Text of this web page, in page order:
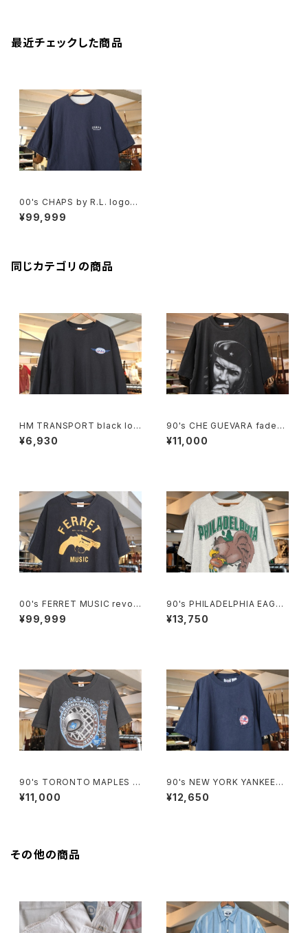
最近チェックした商品
00's CHAPS by R.L. logo-p
rint reversible Tee
¥99,999
同じカテゴリの商品
HM TRANSPORT black lon
g-sleeve Tee "embroider
ed logo"
¥6,930
90's CHE GUEVARA fade-b
lack cotton photo print Te
e
¥11,000
00's FERRET MUSIC revolv
er-logo printed Tee
¥99,999
90's PHILADELPHIA EAGLE
S breakthrough cotton Tee
"Made in U.S.A."
¥13,750
90's TORONTO MAPLES L
EAFS black cotton Tee "M
ade in CANADA"
¥11,000
90's NEW YORK YANKEES
embroidered logo pocket
Tee
¥12,650
その他の商品